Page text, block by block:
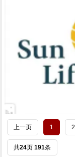
上一页 1 2
共24页191条